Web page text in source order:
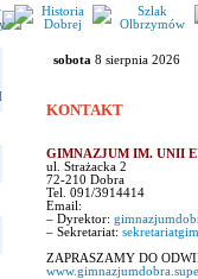
Historia
Dobrej
Szlak
Olbrzymów
sobota 8 sierpnia 2026
KONTAKT
GIMNAZJUM IM. UNII
ul. Strażacka 2
72-210 Dobra
Tel. 091/3914414
Email:
– Dyrektor:
– Sekretariat:
ZAPRASZAMY DO